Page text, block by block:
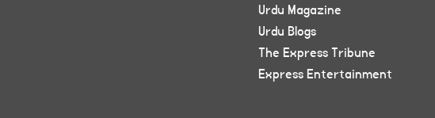
Urdu Magazine
Urdu Blogs
The Express Tribune
Express Entertainment